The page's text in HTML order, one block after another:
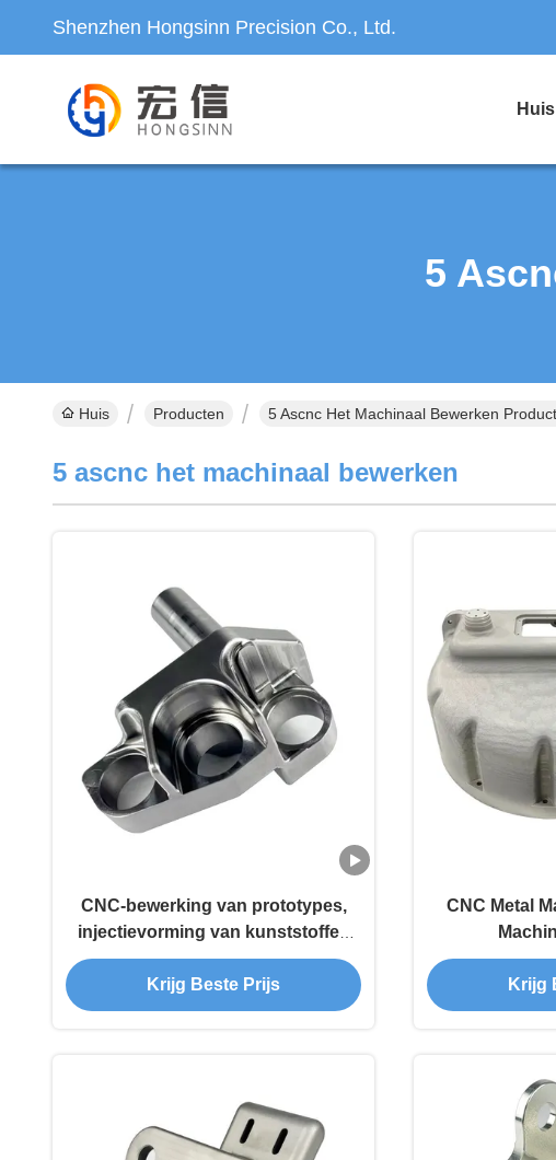
Shenzhen Hongsinn Precision Co., Ltd.
Huis
5
Huis Producten 5 Ascnc Het Machinaal Bewerken
5 ascnc het machinaal bewerken
CNC-bewerking van prototypes,
injectievorming van kunststoffen
en freesdiensten voor aluminium
Krijg Beste Prijs
CNC Metal
Krijg